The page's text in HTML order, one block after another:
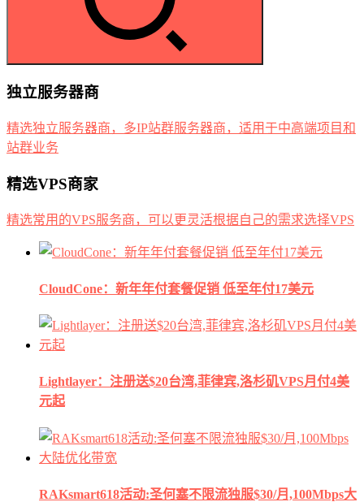
独立服务器商
精选独立服务器商，多IP站群服务器商，适用于中高端项目和
站群业务
精选VPS商家
精选常用的VPS服务商，可以更灵活根据自己的需求选择VPS
CloudCone：新年年付套餐促销 低至年付17美元
Lightlayer：注册送$20台湾,菲律宾,洛杉矶VPS月付4美
元起
RAKsmart618活动:圣何塞不限流独服$30/月,100Mbps大